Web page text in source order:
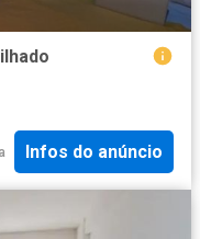
Infos do anúncio